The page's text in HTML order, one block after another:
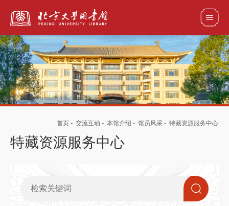
全部资源
首页 - 交流互动 - 本馆介绍 - 馆员风采 - 特藏资源服务中心
特藏资源服务中心